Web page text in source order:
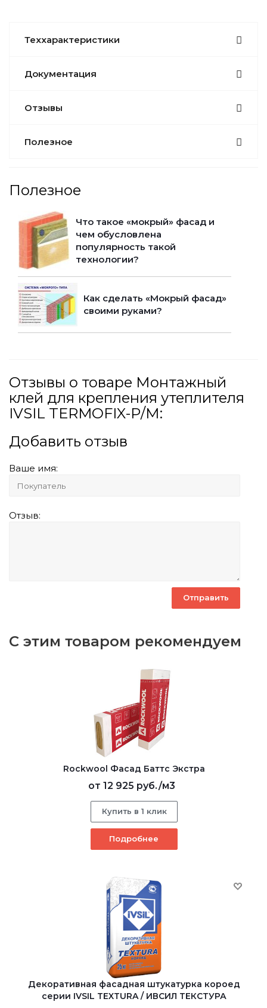
Теххарактеристики
Документация
Отзывы
Полезное
Полезное
Что такое «мокрый» фасад и
чем обусловлена
популярность такой
технологии?
Как сделать «Мокрый фасад»
своими руками?
Отзывы о товаре Монтажный
клей для крепления утеплителя
IVSIL TERMOFIX-Р/М:
Добавить отзыв
Ваше имя:
Отзыв:
С этим товаром рекомендуем
Rockwool Фасад Баттс Экстра
от 12 925 руб./м3
Купить в 1 клик
Подробнее
Декоративная фасадная штукатурка короед
серии IVSIL TEXTURA / ИВСИЛ ТЕКСТУРА